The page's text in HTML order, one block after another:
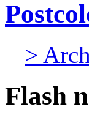
>
Flash